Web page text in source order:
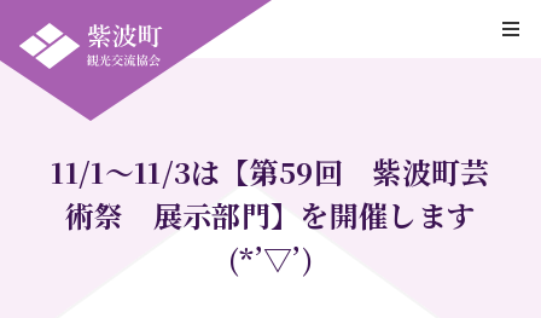
11/1～11/3は【第59回 紫波町芸
術祭 展示部門】を開催します
(*’▽’)